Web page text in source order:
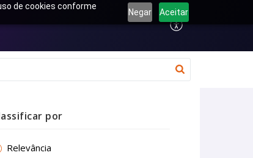
de cookies conforme
Negar Aceitar
por
Relevância